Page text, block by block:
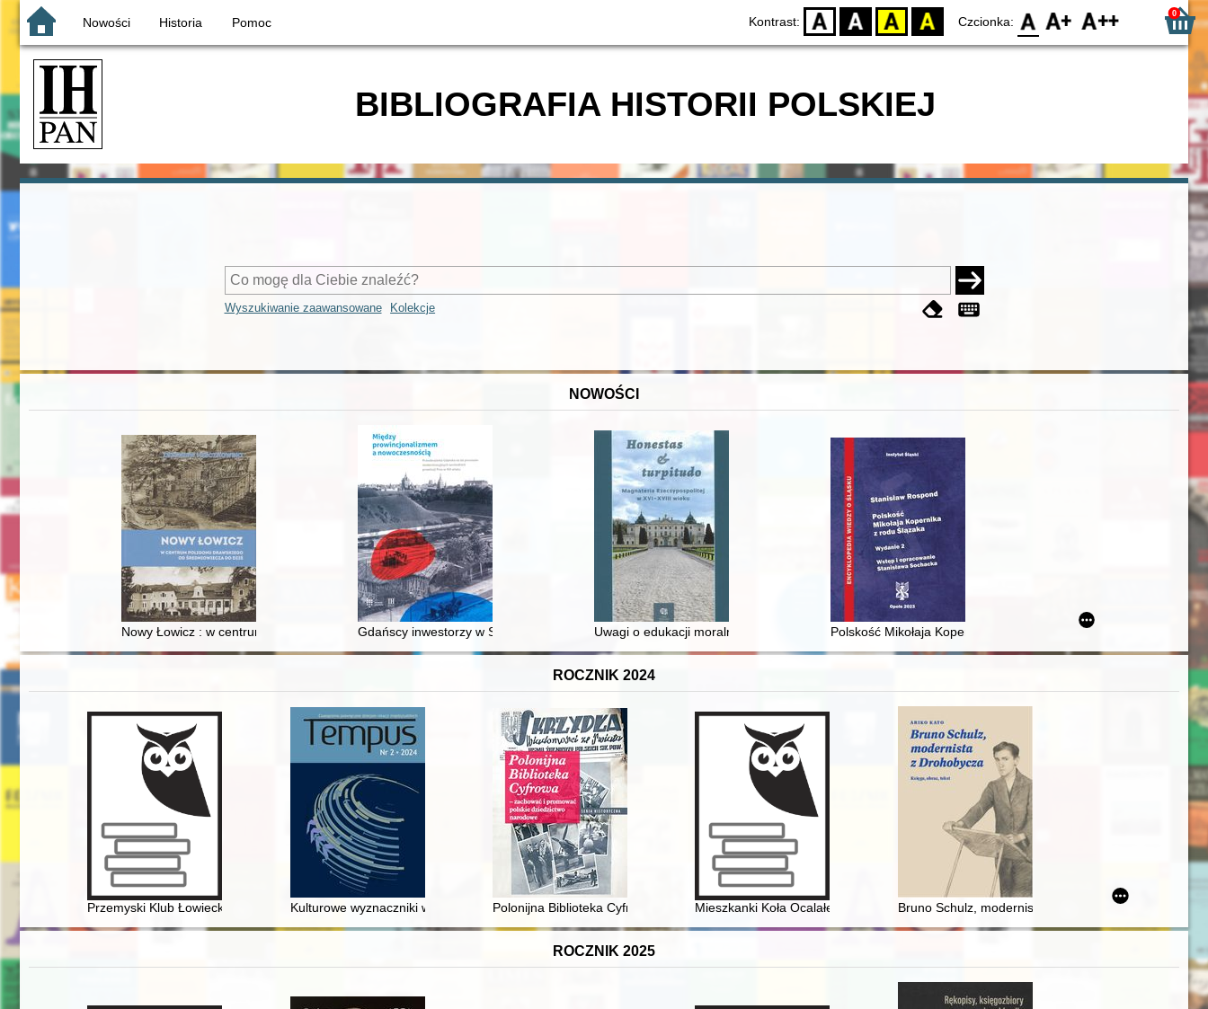
Nowości Historia Pomoc Kontrast: D BW YB BY Czcionka: F0 F1 F2 0
BIBLIOGRAFIA HISTORII POLSKIEJ
Wyszukiwanie zaawansowane Kolekcje
NOWOŚCI
Nowy Łowicz : w centrum poligonu drawskiego od średniowiecza do dziśGdańscy inwestorzy w Sopocie : prestiż finansowy i towarzyski lokalnego mieszczaństwa w 2. poł. XIX w
Uwagi o edukacji moralnej synów szlacheckich w XVI-wiecznej Rzeczypospolitej
Polskość Mikołaja Kopernika z rodu Ślązaka
ROCZNIK 2024
Przemyski Klub Łowiecki "Ponowa" : 1924-2024 : monografiaKulturowe wyznaczniki wizerunku nowoczesnej Polki w czasopiśmie "Kobieta w Domu i Salonie" = Cultural determinants of the image of a modern Polish woman
Polonijna Biblioteka Cyfrowa : zachować i promować polskie dziedzictwo narodowe
Mieszkanki Koła Ocalałe z Holokaustu : wspomnienia Lei Weinbaum Lichtenstein i Toli
Bruno Schulz, modernista z Drohobycza : księga,
ROCZNIK 2025